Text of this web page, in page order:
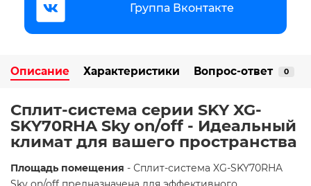
Группа Вконтакте
Описание Характеристики Вопрос-ответ 0
Сплит-система серии SKY XG-
SKY70RHA Sky on/off - Идеальный
климат для вашего пространства
Площадь помещения - Сплит-система XG-SKY70RHA